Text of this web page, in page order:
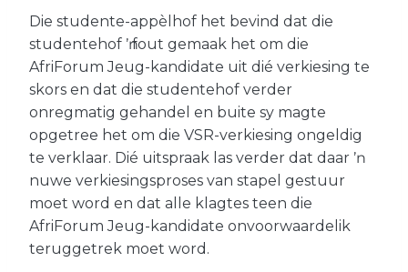
Die studente-appèlhof het bevind dat die
studentehof ŉ fout gemaak het om die
AfriForum Jeug-kandidate uit dié verkiesing te
skors en dat die studentehof verder
onregmatig gehandel en buite sy magte
opgetree het om die VSR-verkiesing ongeldig
te verklaar. Dié uitspraak las verder dat daar ŉ
nuwe verkiesingsproses van stapel gestuur
moet word en dat alle klagtes teen die
AfriForum Jeug-kandidate onvoorwaardelik
teruggetrek moet word.